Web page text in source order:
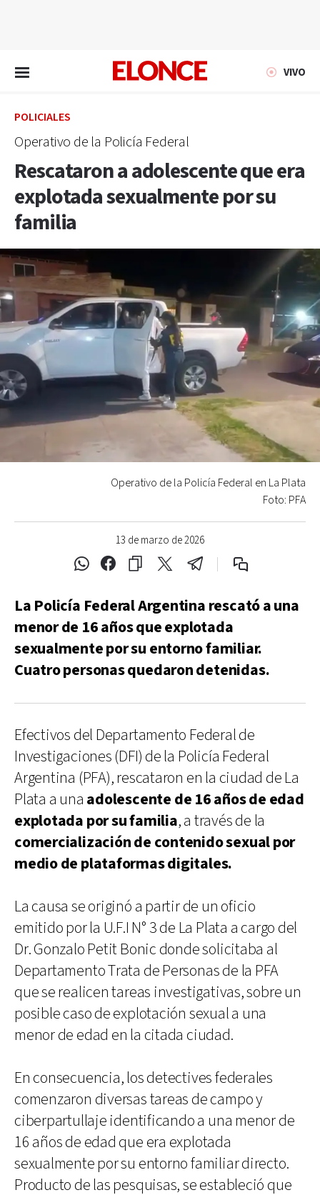
VIVO
POLICIALES
Operativo de la Policía Federal
Rescataron a adolescente que era
explotada sexualmente por su
familia
13 de marzo de 2026
Operativo de la Policía Federal en La Plata
Foto: PFA
La Policía Federal Argentina rescató a una
menor de 16 años que explotada
sexualmente por su entorno familiar.
Cuatro personas quedaron detenidas.
Efectivos del Departamento Federal de
Investigaciones (DFI) de la Policía Federal
Argentina (PFA), rescataron en la ciudad de La
Plata a una adolescente de 16 años de edad
explotada por su familia, a través de la
comercialización de contenido sexual por
medio de plataformas digitales.
La causa se originó a partir de un oficio
emitido por la U.F.I N° 3 de La Plata a cargo del
Dr. Gonzalo Petit Bonic donde solicitaba al
Departamento Trata de Personas de la PFA
que se realicen tareas investigativas, sobre un
posible caso de explotación sexual a una
menor de edad en la citada ciudad.
En consecuencia, los detectives federales
comenzaron diversas tareas de campo y
ciberpartullaje identificando a una menor de
16 años de edad que era explotada
sexualmente por su entorno familiar directo.
Producto de las pesquisas, se estableció que